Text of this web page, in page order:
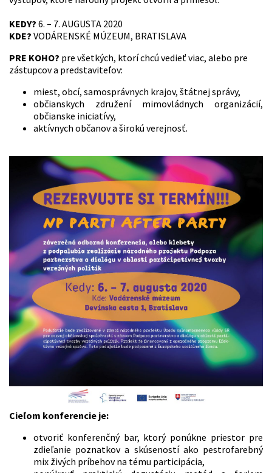
KEDY? 6. – 7. AUGUSTA 2020
KDE? VODÁRENSKÉ MÚZEUM, BRATISLAVA
PRE KOHO? pre všetkých, ktorí chcú vedieť viac, alebo pre
zástupcov a predstaviteľov:
miest, obcí, samosprávnych krajov, štátnej správy,
občianskych združení mimovládnych organizácií,
občianske iniciatívy,
aktívnych občanov a širokú verejnosť.
Cieľom konferencie je:
otvoriť konferenčný bar, ktorý ponúkne priestor pre
zdieľanie poznatkov a skúseností ako pestrofarebný
mix živých príbehov na tému participácia,